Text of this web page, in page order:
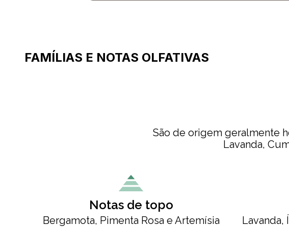
FAMÍLIAS E NOTAS OLFATIVAS
São de origem geralmente
Lavanda,
Notas de topo
Bergamota, Pimenta Rosa e Artemísia Lavanda,